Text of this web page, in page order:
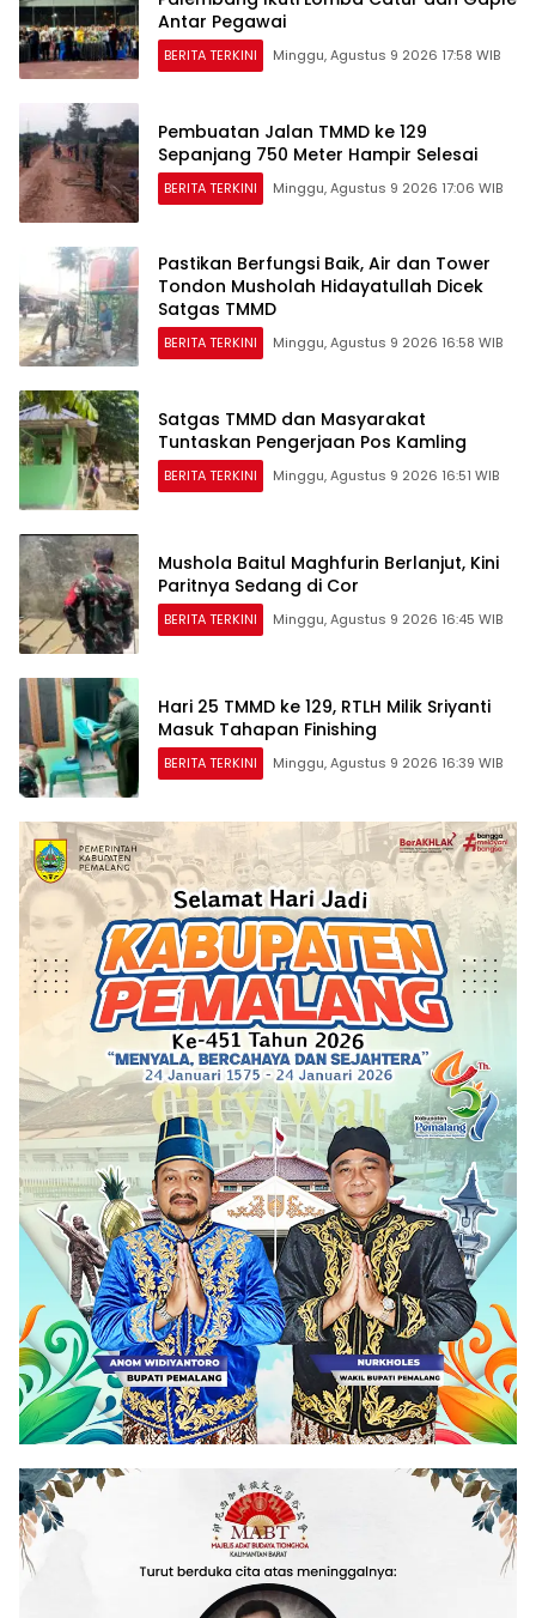
Antar Pegawai
BERITA TERKINI Minggu, Agustus 9 2026 17:58 WIB
Pembuatan Jalan TMMD ke 129
Sepanjang 750 Meter Hampir Selesai
BERITA TERKINI Minggu, Agustus 9 2026 17:06 WIB
Pastikan Berfungsi Baik, Air dan Tower
Tondon Musholah Hidayatullah Dicek
Satgas TMMD
BERITA TERKINI Minggu, Agustus 9 2026 16:58 WIB
Satgas TMMD dan Masyarakat
Tuntaskan Pengerjaan Pos Kamling
BERITA TERKINI Minggu, Agustus 9 2026 16:51 WIB
Mushola Baitul Maghfurin Berlanjut, Kini
Paritnya Sedang di Cor
BERITA TERKINI Minggu, Agustus 9 2026 16:45 WIB
Hari 25 TMMD ke 129, RTLH Milik Sriyanti
Masuk Tahapan Finishing
BERITA TERKINI Minggu, Agustus 9 2026 16:39 WIB